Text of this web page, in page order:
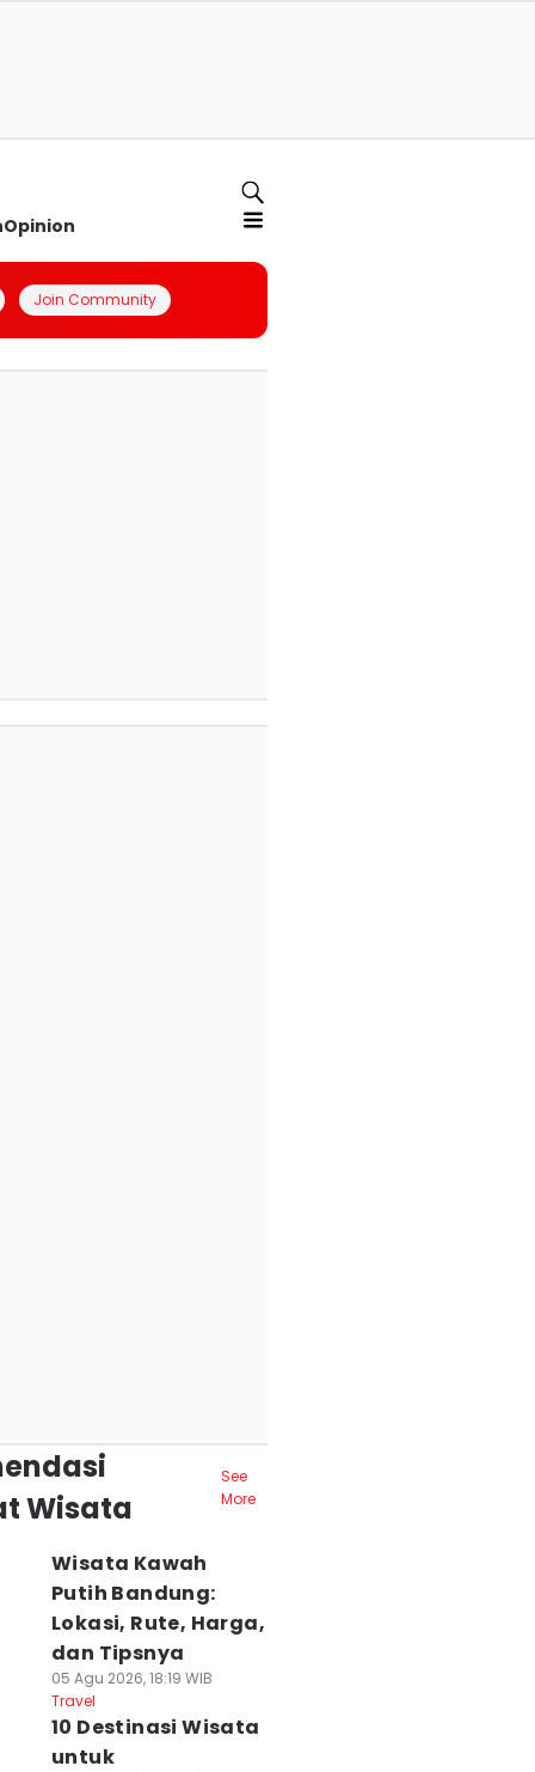
Opinion
Join Community
Wisata
See
More
Wisata Kawah
Putih Bandung:
Lokasi, Rute, Harga,
dan Tipsnya
05 Agu 2026, 18:19 WIB
Travel
10 Destinasi Wisata
untuk